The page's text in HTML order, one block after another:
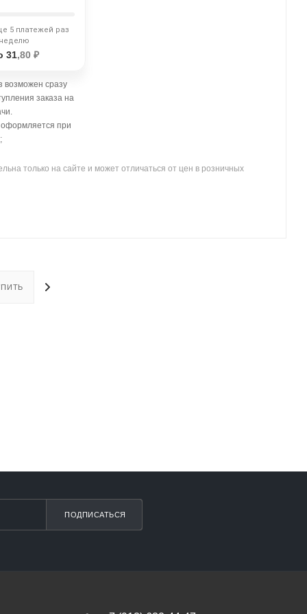
5 платежей раз
31,80 ₽
возможен сразу
заказа на
оформляется при
только на сайте и может отличаться от цен в розничных
ПОДПИСАТЬСЯ